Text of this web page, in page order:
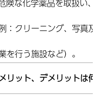
険な化学薬品を取扱い、
：クリーニング、写真及
行う施設など）。
リット、デメリットは何